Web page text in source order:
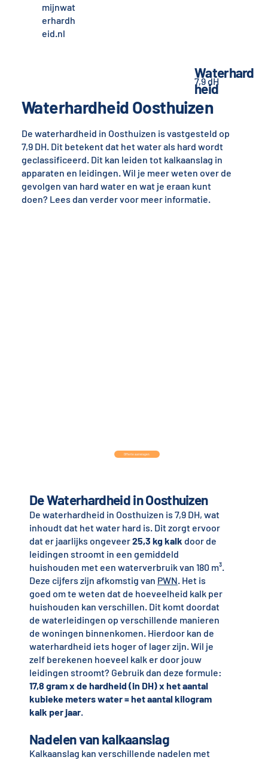
mijnwat
erhardh
eid.nl
Waterhardheid Oosthuizen
De waterhardheid in Oosthuizen is vastgesteld op
7,9 DH. Dit betekent dat het water als hard wordt
geclassificeerd. Dit kan leiden tot kalkaanslag in
apparaten en leidingen. Wil je meer weten over de
gevolgen van hard water en wat je eraan kunt
doen? Lees dan verder voor meer informatie.
Waterhard
heid
7,9 dH
De Waterhardheid in Oosthuizen
De waterhardheid in Oosthuizen is 7,9 DH, wat
inhoudt dat het water hard is. Dit zorgt ervoor
dat er jaarlijks ongeveer25,3 kg kalk door de
leidingen stroomt in een gemiddeld
huishouden met een waterverbruik van 180 m³.
Deze cijfers zijn afkomstig van PWN. Het is
goed om te weten dat de hoeveelheid kalk per
huishouden kan verschillen. Dit komt doordat
de waterleidingen op verschillende manieren
de woningen binnenkomen. Hierdoor kan de
waterhardheid iets hoger of lager zijn. Wil je
zelf berekenen hoeveel kalk er door jouw
leidingen stroomt? Gebruik dan deze formule:
17,8 gram x de hardheid (in DH) x het aantal
kubieke meters water = het aantal kilogram
kalk per jaar.
Nadelen van kalkaanslag
Kalkaanslag kan verschillende nadelen met
Offerte aanvragen